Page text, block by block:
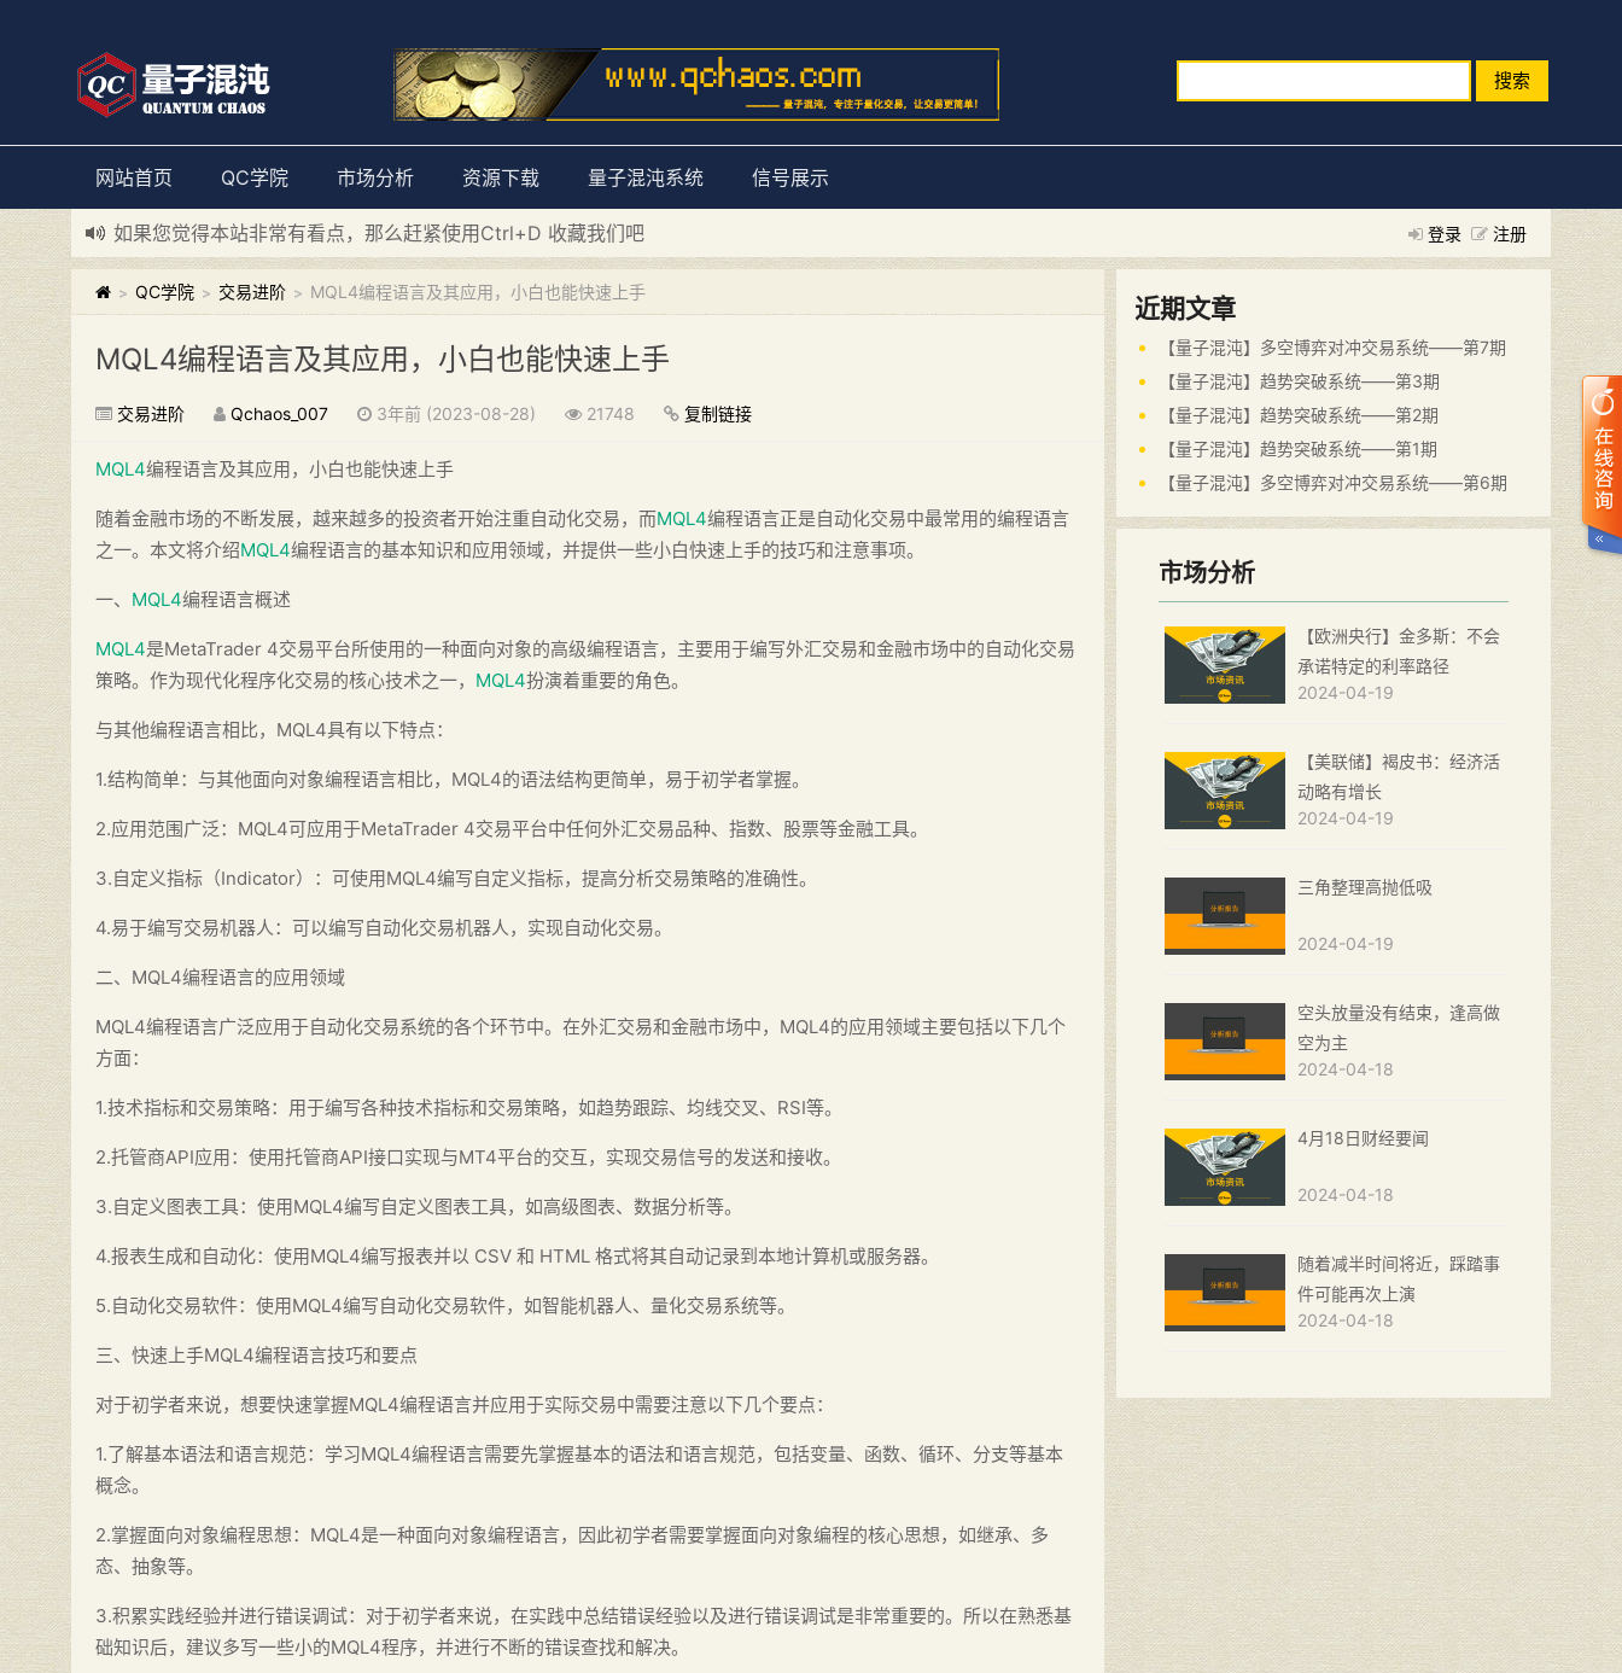
搜索
网站首页 QC学院 市场分析 资源下载 量子混沌系统 信号展示
登录 注册
如果您觉得本站非常有看点，那么赶紧使用Ctrl+D 收藏我们吧
新添加量子混沌系统板块，欢迎大家访问！---“量子混沌系统”
> QC学院 > 交易进阶 > MQL4编程语言及其应用，小白也能快速上手
MQL4编程语言及其应用，小白也能快速上手
交易进阶 Qchaos_007 3年前 (2023-08-28) 21748 复制链接
MQL4编程语言及其应用，小白也能快速上手
随着金融市场的不断发展，越来越多的投资者开始注重自动化交易，而MQL4编程语言正是自动化交易中最常用的编程语言
之一。本文将介绍MQL4编程语言的基本知识和应用领域，并提供一些小白快速上手的技巧和注意事项。
一、 MQL4编程语言概述
MQL4是MetaTrader 4交易平台所使用的一种面向对象的高级编程语言，主要用于编写外汇交易和金融市场中的自动化交易
策略。作为现代化程序化交易的核心技术之一， MQL4扮演着重要的角色。
与其他编程语言相比，MQL4具有以下特点：
1.结构简单：与其他面向对象编程语言相比，MQL4的语法结构更简单，易于初学者掌握。
2.应用范围广泛：MQL4可应用于MetaTrader 4交易平台中任何外汇交易品种、指数、股票等金融工具。
3.自定义指标（Indicator）：可使用MQL4编写自定义指标，提高分析交易策略的准确性。
4.易于编写交易机器人：可以编写自动化交易机器人，实现自动化交易。
二、MQL4编程语言的应用领域
MQL4编程语言广泛应用于自动化交易系统的各个环节中。在外汇交易和金融市场中，MQL4的应用领域主要包括以下几个
方面：
1.技术指标和交易策略：用于编写各种技术指标和交易策略，如趋势跟踪、均线交叉、RSI等。
2.托管商API应用：使用托管商API接口实现与MT4平台的交互，实现交易信号的发送和接收。
3.自定义图表工具：使用MQL4编写自定义图表工具，如高级图表、数据分析等。
4.报表生成和自动化：使用MQL4编写报表并以 CSV 和 HTML 格式将其自动记录到本地计算机或服务器。
5.自动化交易软件：使用MQL4编写自动化交易软件，如智能机器人、量化交易系统等。
三、快速上手MQL4编程语言技巧和要点
对于初学者来说，想要快速掌握MQL4编程语言并应用于实际交易中需要注意以下几个要点：
1.了解基本语法和语言规范：学习MQL4编程语言需要先掌握基本的语法和语言规范，包括变量、函数、循环、分支等基本
概念。
2.掌握面向对象编程思想：MQL4是一种面向对象编程语言，因此初学者需要掌握面向对象编程的核心思想，如继承、多
态、抽象等。
3.积累实践经验并进行错误调试：对于初学者来说，在实践中总结错误经验以及进行错误调试是非常重要的。所以在熟悉基
础知识后，建议多写一些小的MQL4程序，并进行不断的错误查找和解决。
近期文章
【量子混沌】多空博弈对冲交易系统——第7期
【量子混沌】趋势突破系统——第3期
【量子混沌】趋势突破系统——第2期
【量子混沌】趋势突破系统——第1期
【量子混沌】多空博弈对冲交易系统——第6期
市场分析
【欧洲央行】金多斯：不会
承诺特定的利率路径
2024-04-19
【美联储】褐皮书：经济活
动略有增长
2024-04-19
三角整理高抛低吸
2024-04-19
空头放量没有结束，逢高做
空为主
2024-04-18
4月18日财经要闻
2024-04-18
随着减半时间将近，踩踏事
件可能再次上演
2024-04-18